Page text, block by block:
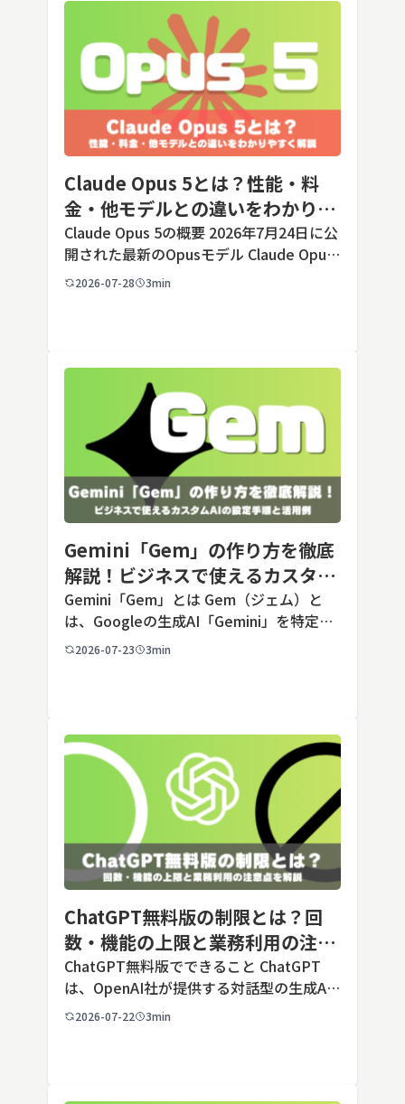
Claude Opus 5とは？性能・料
金・他モデルとの違いをわかりや
すく解説
Claude Opus 5の概要 2026年7月24日に公
開された最新のOpusモデル Claude Opus
5は、米国のAI企業Anthropic（アンソロピ
2026-07-28 3min
Gemini「Gem」の作り方を徹底
解説！ビジネスで使えるカスタム
AIの設定手順と活用例
Gemini「Gem」とは Gem（ジェム）と
は、Googleの生成AI「Gemini」を特定の
用途に合わせてカスタマイズできる機能で
2026-07-23 3min
ChatGPT無料版の制限とは？回
数・機能の上限と業務利用の注意
点を解説【2026年最新】
ChatGPT無料版でできること ChatGPT
は、OpenAI社が提供する対話型の生成AI
サービスです。アカウントを登録すれば無
2026-07-22 3min